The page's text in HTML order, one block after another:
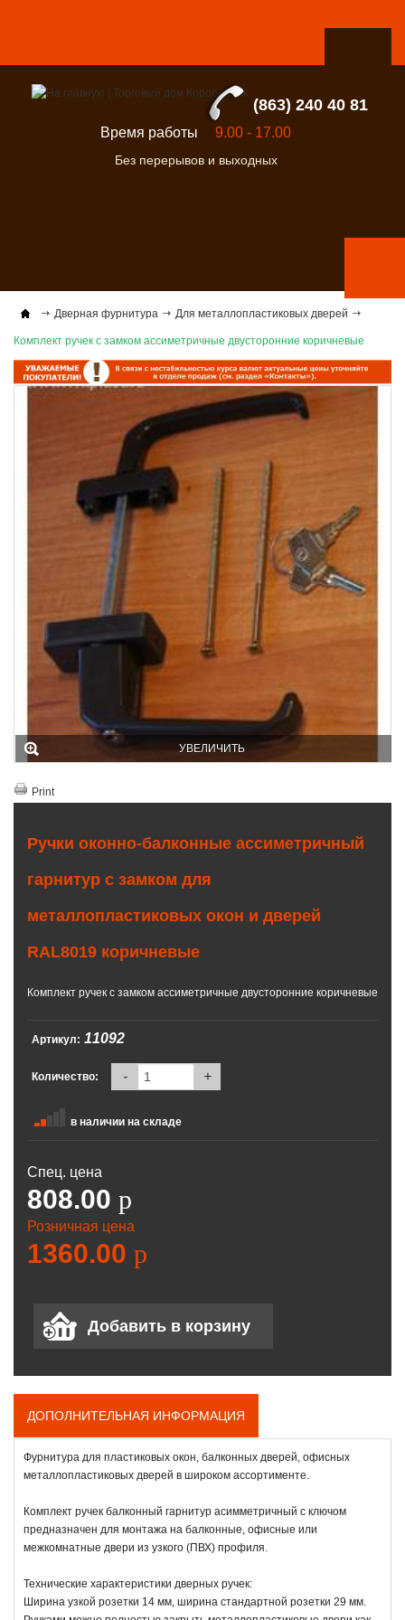
(863) 240 40 81
Время работы 9.00 - 17.00
Без перерывов и выходных
Дверная фурнитура Для металлопластиковых дверей
Комплект ручек с замком ассиметричные двусторонние коричневые
УВЕЛИЧИТЬ
Print
Ручки оконно-балконные ассиметричный
гарнитур с замком для
металлопластиковых окон и дверей
RAL8019 коричневые
Комплект ручек с замком ассиметричные двусторонние коричневые
Артикул: 11092
Количество: - +
в наличии на складе
Спец. цена
808.00 p
Розничная цена
1360.00 p
ДОПОЛНИТЕЛЬНАЯ ИНФОРМАЦИЯ
Фурнитура для пластиковых окон, балконных дверей, офисных
металлопластиковых дверей в широком ассортименте.
Комплект ручек балконный гарнитур асимметричный с ключом
предназначен для монтажа на балконные, офисные или
межкомнатные двери из узкого (ПВХ) профиля.
Технические характеристики дверных ручек:
Ширина узкой розетки 14 мм, ширина стандартной розетки 29 мм.